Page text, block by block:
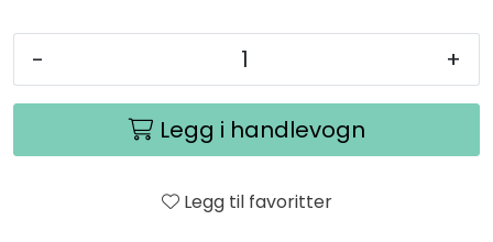
- +
Legg i handlevogn
Legg til favoritter